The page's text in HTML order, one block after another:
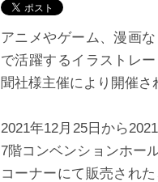
アニメやゲーム、漫画
で活躍するイラストレ
聞社様主催により開催
2021年12月25日から
7階コンベンションホー
コーナーにて販売され